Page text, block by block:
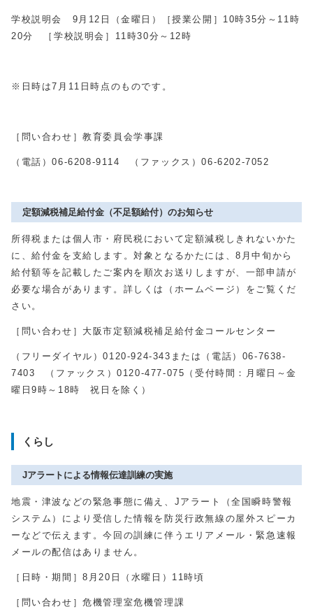
学校説明会 9月12日（金曜日）［授業公開］10時35分～11時
20分 ［学校説明会］11時30分～12時
※日時は7月11日時点のものです。
［問い合わせ］教育委員会学事課
（電話）06-6208-9114 （ファックス）06-6202-7052
定額減税補足給付金（不足額給付）のお知らせ
所得税または個人市・府民税において定額減税しきれないかた
に、給付金を支給します。対象となるかたには、8月中旬から
給付額等を記載したご案内を順次お送りしますが、一部申請が
必要な場合があります。詳しくは（ホームページ）をご覧くだ
さい。
［問い合わせ］大阪市定額減税補足給付金コールセンター
（フリーダイヤル）0120-924-343または（電話）06-7638-
7403 （ファックス）0120-477-075（受付時間：月曜日～金
曜日9時～18時 祝日を除く）
くらし
Jアラートによる情報伝達訓練の実施
地震・津波などの緊急事態に備え、Jアラート（全国瞬時警報
システム）により受信した情報を防災行政無線の屋外スピーカ
ーなどで伝えます。今回の訓練に伴うエリアメール・緊急速報
メールの配信はありません。
［日時・期間］8月20日（水曜日）11時頃
［問い合わせ］危機管理室危機管理課